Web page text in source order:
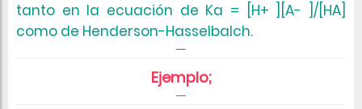
tanto en la ecuación de Ka = [H+ ][A- ]/[HA]
como de Henderson-Hasselbalch.
Ejemplo;